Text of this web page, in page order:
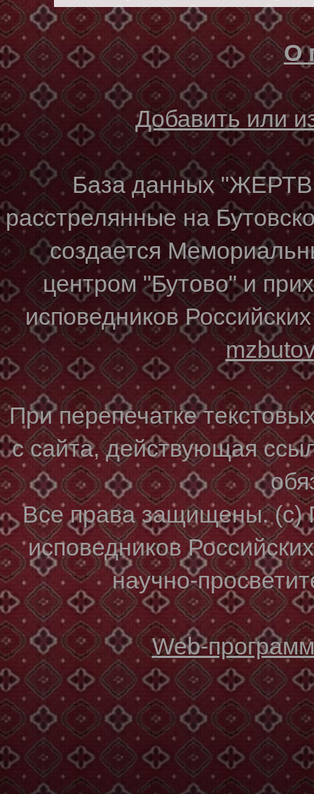
О
Добавить или
База данных
расстрелянные на
создается
центром "Бутово" и
исповедников
При перепечатке
с сайта, действующая
Все права защищены. (с)
исповедников
научно-
Web-